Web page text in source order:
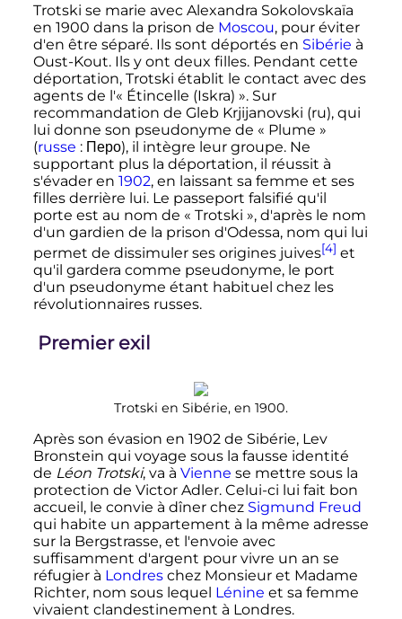
Trotski se marie avec Alexandra Sokolovskaïa
en 1900 dans la prison de Moscou, pour éviter
d'en être séparé. Ils sont déportés en Sibérie à
Oust-Kout. Ils y ont deux filles. Pendant cette
déportation, Trotski établit le contact avec des
agents de l'« Étincelle (Iskra) ». Sur
recommandation de Gleb Krjijanovski (ru), qui
lui donne son pseudonyme de « Plume »
(russe : Перо), il intègre leur groupe. Ne
supportant plus la déportation, il réussit à
s'évader en 1902, en laissant sa femme et ses
filles derrière lui. Le passeport falsifié qu'il
porte est au nom de « Trotski », d'après le nom
d'un gardien de la prison d'Odessa, nom qui lui
permet de dissimuler ses origines juives[4] et
qu'il gardera comme pseudonyme, le port
d'un pseudonyme étant habituel chez les
révolutionnaires russes.
Premier exil
Trotski en Sibérie, en 1900.
Après son évasion en 1902 de Sibérie, Lev
Bronstein qui voyage sous la fausse identité
de Léon Trotski, va à Vienne se mettre sous la
protection de Victor Adler. Celui-ci lui fait bon
accueil, le convie à dîner chez Sigmund Freud
qui habite un appartement à la même adresse
sur la Bergstrasse, et l'envoie avec
suffisamment d'argent pour vivre un an se
réfugier à Londreschez Monsieur et Madame
Richter, nom sous lequel Lénine et sa femme
vivaient clandestinement à Londres.